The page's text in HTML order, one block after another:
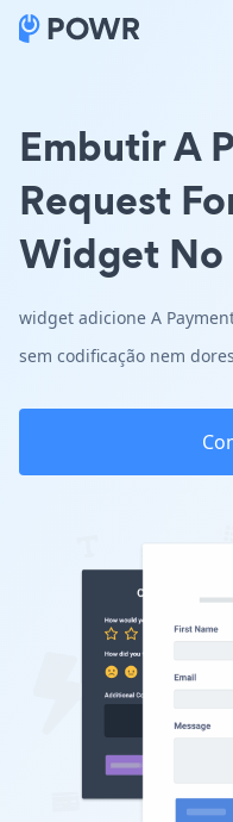
Embutir A
Request
Widget No
widget adicione A
sem codificação nem